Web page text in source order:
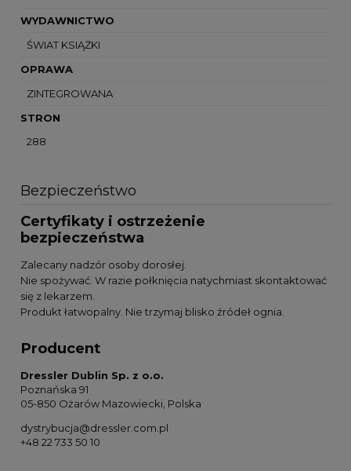
WYDAWNICTWO
ŚWIAT KSIĄŻKI
OPRAWA
ZINTEGROWANA
STRON
288
Bezpieczeństwo
Certyfikaty i ostrzeżenie
bezpieczeństwa
Zalecany nadzór osoby dorosłej.
Nie spożywać. W razie połknięcia natychmiast skontaktować
się z lekarzem.
Produkt łatwopalny. Nie trzymaj blisko źródeł ognia.
Producent
Dressler Dublin Sp. z o.o.
Poznańska 91
05-850 Ożarów Mazowiecki, Polska
dystrybucja@dressler.com.pl
+48 22 733 50 10